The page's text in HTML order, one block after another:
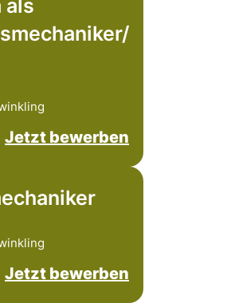
als
Jetzt bewerben
Jetzt bewerben